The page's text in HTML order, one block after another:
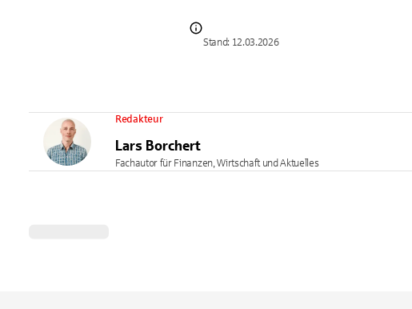
Stand: 12.03.2026
Redakteur
Lars Borchert
Fachautor für Finanzen, Wirtschaft und Aktuelles